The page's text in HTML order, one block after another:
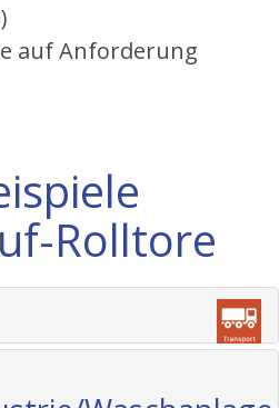
auf Anforderung
Rolltore